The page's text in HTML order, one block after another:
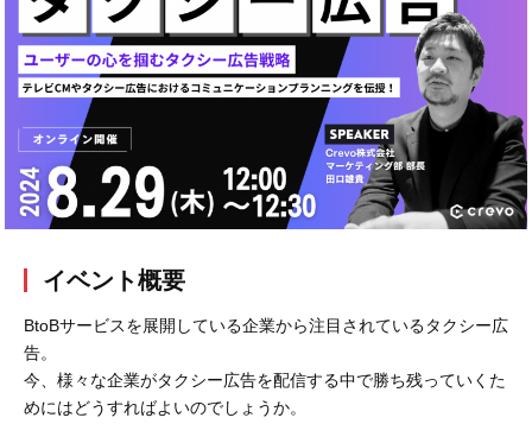
会社概要
採用情報
- 動画に関するご相談はこちら -
イベント概要
BtoBサービスを展開している企業から注目されているタクシー広
告。
今、様々な企業がタクシー広告を配信する中で勝ち残っていくた
めにはどうすればよいのでしょうか。